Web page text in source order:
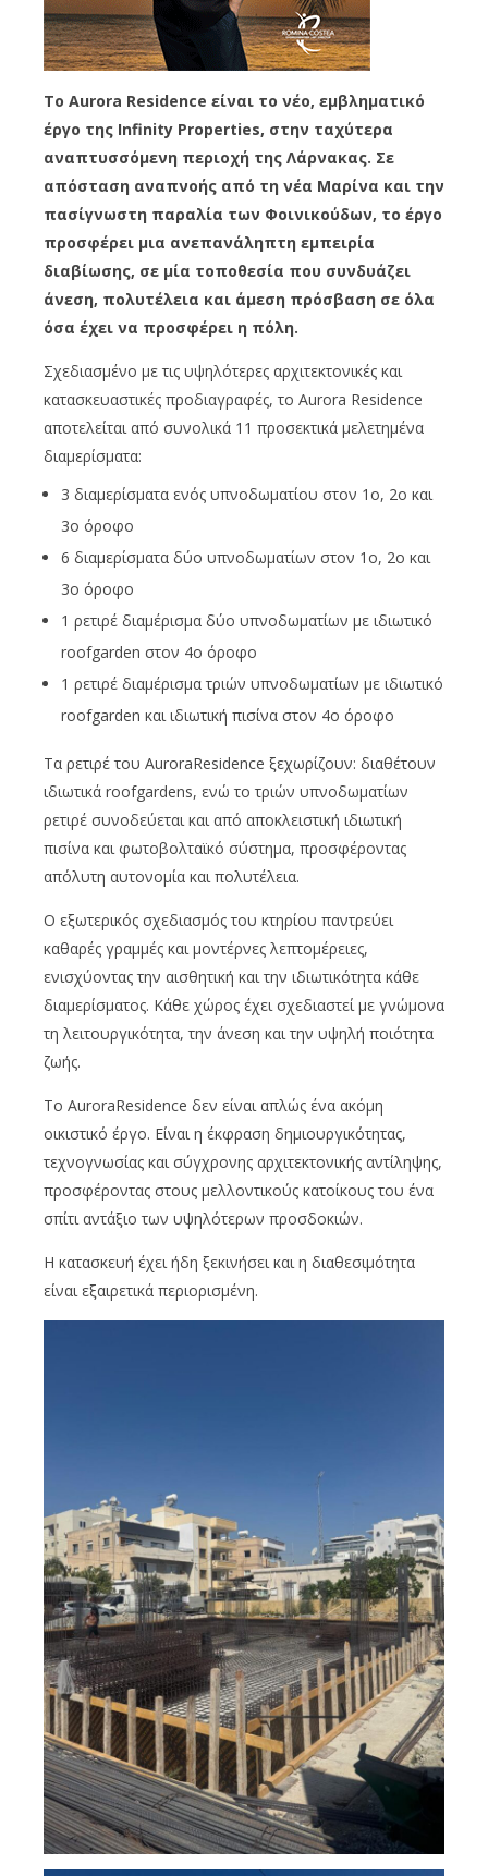
Το Aurora Residence είναι το νέο, εμβληματικό
έργο της Infinity Properties, στην ταχύτερα
αναπτυσσόμενη περιοχή της Λάρνακας. Σε
απόσταση αναπνοής από τη νέα Μαρίνα και την
πασίγνωστη παραλία των Φοινικούδων, το έργο
προσφέρει μια ανεπανάληπτη εμπειρία
διαβίωσης, σε μία τοποθεσία που συνδυάζει
άνεση, πολυτέλεια και άμεση πρόσβαση σε όλα
όσα έχει να προσφέρει η πόλη.
Σχεδιασμένο με τις υψηλότερες αρχιτεκτονικές και
κατασκευαστικές προδιαγραφές, το Aurora Residence
αποτελείται από συνολικά 11 προσεκτικά μελετημένα
διαμερίσματα:
3 διαμερίσματα ενός υπνοδωματίου στον 1ο, 2ο και
3ο όροφο
6 διαμερίσματα δύο υπνοδωματίων στον 1ο, 2ο και
3ο όροφο
1 ρετιρέ διαμέρισμα δύο υπνοδωματίων με ιδιωτικό
roofgarden στον 4ο όροφο
1 ρετιρέ διαμέρισμα τριών υπνοδωματίων με ιδιωτικό
roofgarden και ιδιωτική πισίνα στον 4ο όροφο
Τα ρετιρέ του AuroraResidence ξεχωρίζουν: διαθέτουν
ιδιωτικά roofgardens, ενώ το τριών υπνοδωματίων
ρετιρέ συνοδεύεται και από αποκλειστική ιδιωτική
πισίνα και φωτοβολταϊκό σύστημα, προσφέροντας
απόλυτη αυτονομία και πολυτέλεια.
Ο εξωτερικός σχεδιασμός του κτηρίου παντρεύει
καθαρές γραμμές και μοντέρνες λεπτομέρειες,
ενισχύοντας την αισθητική και την ιδιωτικότητα κάθε
διαμερίσματος. Κάθε χώρος έχει σχεδιαστεί με γνώμονα
τη λειτουργικότητα, την άνεση και την υψηλή ποιότητα
ζωής.
Το AuroraResidence δεν είναι απλώς ένα ακόμη
οικιστικό έργο. Είναι η έκφραση δημιουργικότητας,
τεχνογνωσίας και σύγχρονης αρχιτεκτονικής αντίληψης,
προσφέροντας στους μελλοντικούς κατοίκους του ένα
σπίτι αντάξιο των υψηλότερων προσδοκιών.
Η κατασκευή έχει ήδη ξεκινήσει και η διαθεσιμότητα
είναι εξαιρετικά περιορισμένη.